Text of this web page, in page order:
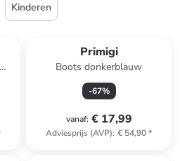
Kinderen
Primigi
Boots donkerblauw
-67%
vanaf: € 17,99
Adviesprijs (AVP): € 54,90*